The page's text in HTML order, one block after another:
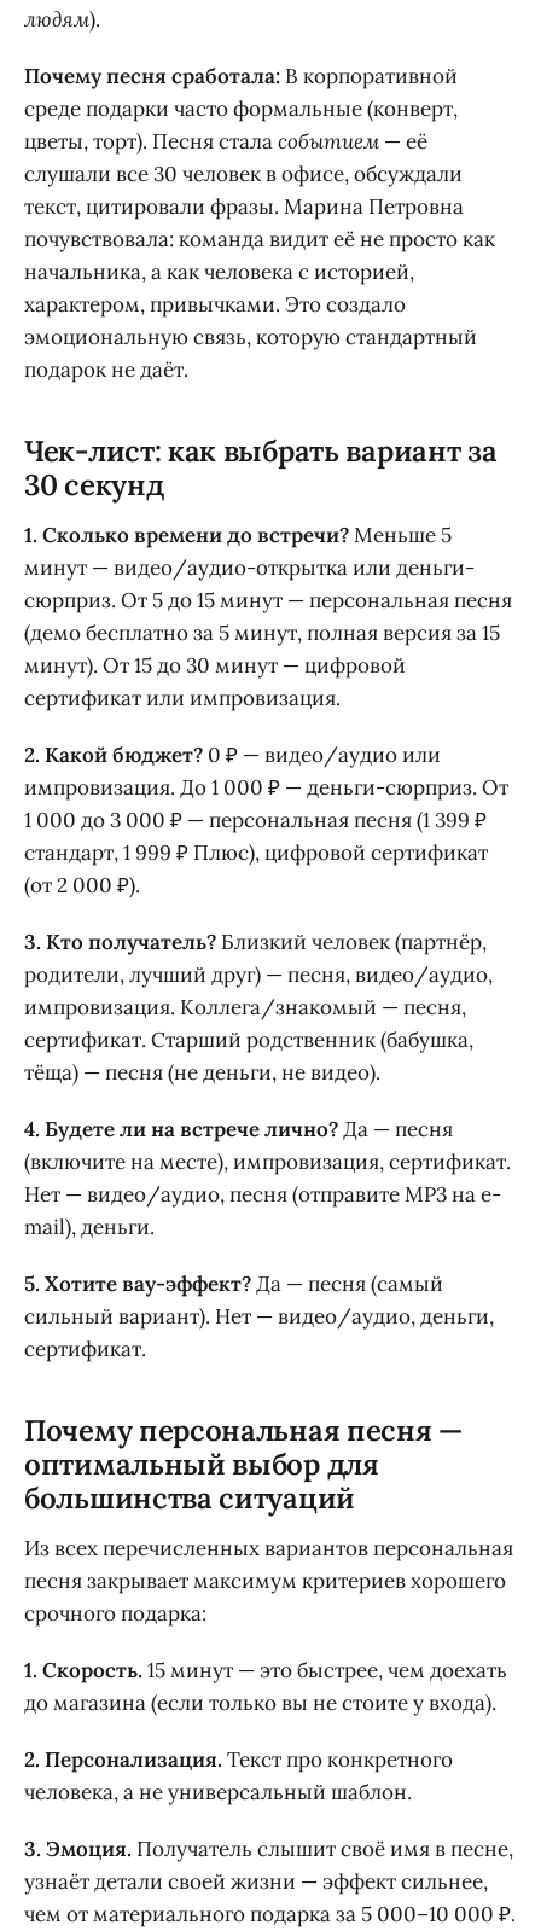
людям).
Почему песня сработала: В корпоративной
среде подарки часто формальные (конверт,
цветы, торт). Песня сталасобытием — её
слушали все 30 человек в офисе, обсуждали
текст, цитировали фразы. Марина Петровна
почувствовала: команда видит её не просто как
начальника, а как человека с историей,
характером, привычками. Это создало
эмоциональную связь, которую стандартный
подарок не даёт.
Чек-лист: как выбрать вариант за
30 секунд
1. Сколько времени до встречи?Меньше 5
минут — видео/аудио-открытка или деньги-
сюрприз. От 5 до 15 минут — персональная песня
(демо бесплатно за 5 минут, полная версия за 15
минут). От 15 до 30 минут — цифровой
сертификат или импровизация.
2. Какой бюджет? 0 ₽ — видео/аудио или
импровизация. До 1 000 ₽ — деньги-сюрприз. От
1 000 до 3 000 ₽ — персональная песня (1 399 ₽
стандарт, 1 999 ₽ Плюс), цифровой сертификат
(от 2 000 ₽).
3. Кто получатель? Близкий человек (партнёр,
родители, лучший друг) — песня, видео/аудио,
импровизация. Коллега/знакомый — песня,
сертификат. Старший родственник (бабушка,
тёща) — песня (не деньги, не видео).
4. Будете ли на встрече лично?Да — песня
(включите на месте), импровизация, сертификат.
Нет — видео/аудио, песня (отправите MP3 на e-
mail), деньги.
5. Хотите вау-эффект?Да — песня (самый
сильный вариант). Нет — видео/аудио, деньги,
сертификат.
Почему персональная песня —
оптимальный выбор для
большинства ситуаций
Из всех перечисленных вариантов персональная
песня закрывает максимум критериев хорошего
срочного подарка:
1. Скорость. 15 минут — это быстрее, чем доехать
до магазина (если только вы не стоите у входа).
2. Персонализация. Текст про конкретного
человека, а не универсальный шаблон.
3. Эмоция. Получатель слышит своё имя в песне,
узнаёт детали своей жизни — эффект сильнее,
чем от материального подарка за 5 000–10 000 ₽.